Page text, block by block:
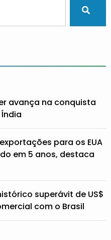
avança na conquista
para os EUA
em 5 anos, destaca
superávit de US$
com o Brasil